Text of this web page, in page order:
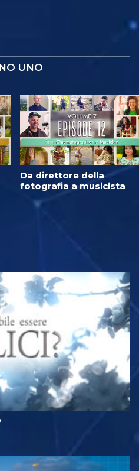
UNO
Da direttore della
fotografia a musicista